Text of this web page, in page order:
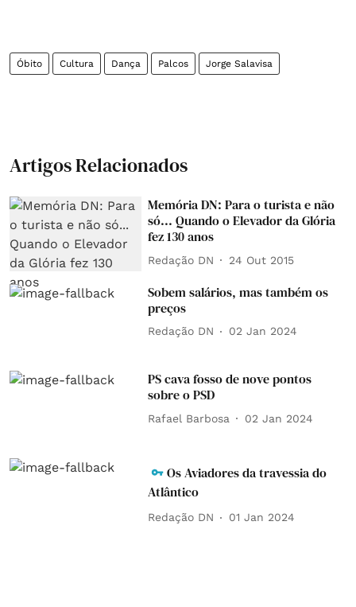
Óbito Cultura Dança Palcos Jorge Salavisa
Artigos Relacionados
Memória DN: Para o turista e não
só... Quando o Elevador da Glória
fez 130 anos
Redação DN 24 Out 2015
Sobem salários, mas também os
preços
Redação DN 02 Jan 2024
PS cava fosso de nove pontos
sobre o PSD
Rafael Barbosa 02 Jan 2024
Os Aviadores da travessia do
Atlântico
Redação DN 01 Jan 2024